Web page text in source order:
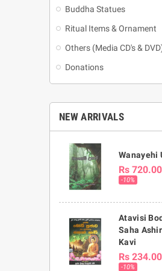
Buddha Statues
Ritual Items & Ornament
Others (Media CD's &
Donations
NEW ARRIVALS
Wanayehi
Rs 720.00
-10%
Atavisi
Saha
Kavi
Rs 234.00
-10%